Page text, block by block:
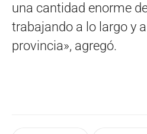
una cantidad enorme
trabajando a lo largo y
provincia», agregó.